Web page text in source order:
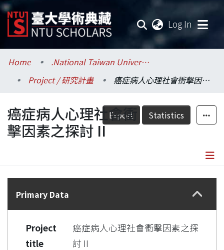
Log In
Communities & Collections
Research Outputs
Fundings & Projects
Researchers
Statistics
Home
.National Taiwan University / 國立臺灣大學
Project / 研究計畫
癌症病人心理社會衝擊因素之探討 II
Export Statistics
癌症病人心理社會衝
擊因素之探討 II
Details
Primary Data
Project
title
癌症病人心理社會衝擊因素之探
討 II